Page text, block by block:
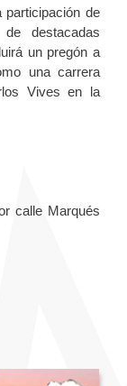
de
destacadas
un pregón a
una carrera
Vives en la
calle Marqués